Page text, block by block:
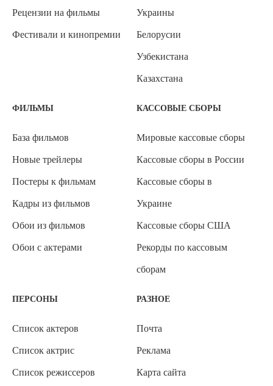
Рецензии на фильмы
Фестивали и кинопремии
Украины
Белорусии
Узбекистана
Казахстана
ФИЛЬМЫ
База фильмов
Новые трейлеры
Постеры к фильмам
Кадры из фильмов
Обои из фильмов
Обои с актерами
КАССОВЫЕ СБОРЫ
Мировые кассовые сборы
Кассовые сборы в России
Кассовые сборы в
Украине
Кассовые сборы США
Рекорды по кассовым
сборам
ПЕРСОНЫ
Список актеров
Список актрис
Список режиссеров
РАЗНОЕ
Почта
Реклама
Карта сайта